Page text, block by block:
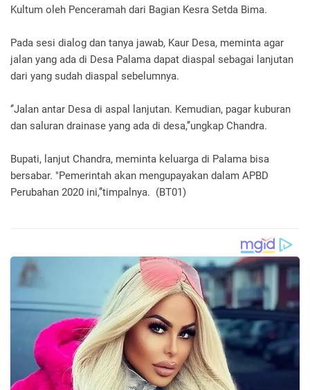
Kultum oleh Penceramah dari Bagian Kesra Setda Bima.
Pada sesi dialog dan tanya jawab, Kaur Desa, meminta agar
jalan yang ada di Desa Palama dapat diaspal sebagai lanjutan
dari yang sudah diaspal sebelumnya.
‘’Jalan antar Desa di aspal lanjutan. Kemudian, pagar kuburan
dan saluran drainase yang ada di desa,’’ungkap Chandra.
Bupati, lanjut Chandra, meminta keluarga di Palama bisa
bersabar. "Pemerintah akan mengupayakan dalam APBD
Perubahan 2020 ini,’’timpalnya. (BT01)